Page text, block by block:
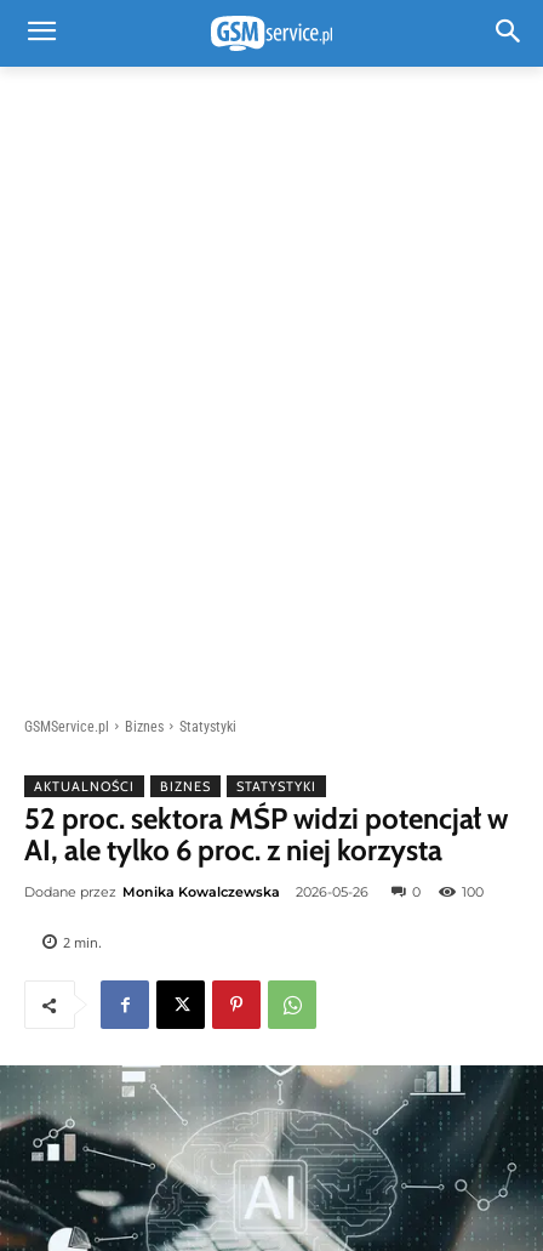
GSMService.pl Biznes Statystyki
AKTUALNOŚCI BIZNES STATYSTYKI
52 proc. sektora MŚP widzi potencjał w
AI, ale tylko 6 proc. z niej korzysta
Dodane przez Monika Kowalczewska 2026-05-26 0 100
2 min.